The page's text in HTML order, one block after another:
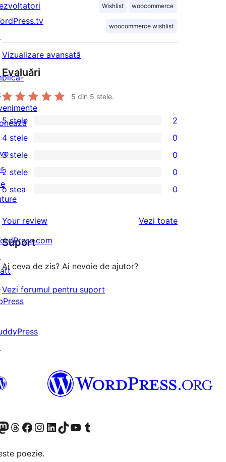
Wishlist woocommerce
woocommerce wishlist
Vizualizare avansată
Evaluări
5 din 5 stele.
2
5
–
recenzii
(stele)
5 stele 2
4
–
recenzii
(stele)
4 stele 0
0
3
–
(stele)
3 stele 0
2
recenzii
(stele)
2 stele 0
0
–
recenzii
o stea 0
Your review Vezi toaterecenziile
Suport
Ai ceva de zis? Ai nevoie de ajutor?
Vezi forumul pentru suport
(fost Twitter)
nostru Bluesky
contul nostru Mastodon
Vizitează contul nostru Threads
Vizitează pagina noastră Facebook
Vizitează-ne pe Instagram
Vizitează-ne pe LinkedIn
Vizitează contul nostru TikTok
Vizitează canalul nostru YouTube
Vizitează contul nostru Tumblr
poezie.